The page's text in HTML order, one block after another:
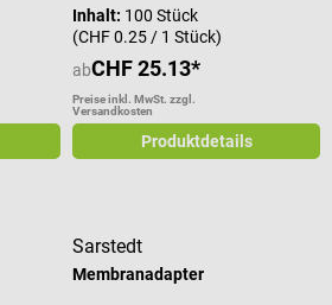
Inhalt: 100 Stück
(CHF 0.25 / 1 Stück)
abCHF 25.13*
Preise inkl. MwSt. zzgl.
Versandkosten
Produktdetails
Sarstedt
Membranadapter